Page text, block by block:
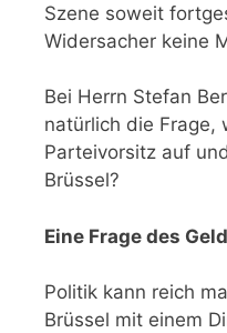
Szene soweit
Widersacher keine
Bei Herrn Stefan
natürlich die Frage,
Parteivorsitz auf
Brüssel?
Eine Frage des
Politik kann reich
Brüssel mit einem